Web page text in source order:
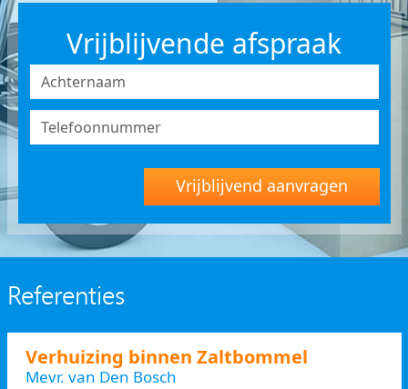
Vrijblijvende afspraak
Vrijblijvend aanvragen
Referenties
Verhuizing binnen Zaltbommel
Mevr. van Den Bosch